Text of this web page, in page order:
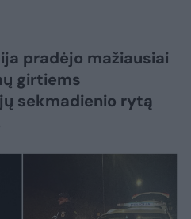
pradėjo mažiausiai
girtiems
sekmadienio rytą